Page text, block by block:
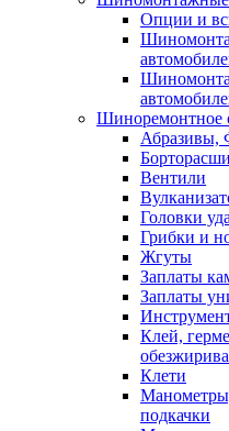
Опции и
Шиноремонтное
Абразивы,
Вентили
Головки
Грибки и
Жгуты
Заплаты
Заплаты
Клей,
Клети
подкачки